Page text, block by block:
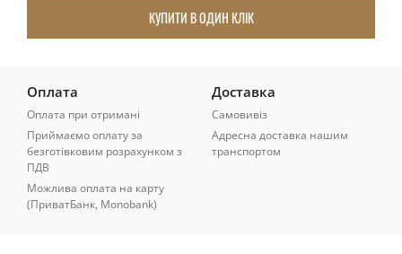
КУПИТИ В ОДИН КЛІК
Оплата
Оплата при отримані
Приймаємо оплату за
безготівковим розрахунком з
ПДВ
Можлива оплата на карту
(ПриватБанк, Monobank)
Доставка
Самовивіз
Адресна доставка нашим
транспортом